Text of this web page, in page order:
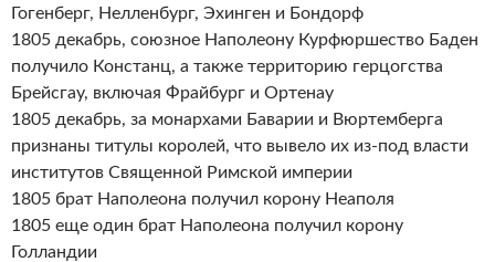
Гогенберг, Нелленбург, Эхинген и Бондорф
1805 декабрь, союзное Наполеону Курфюршество Баден
получило Констанц, а также территорию герцогства
Брейсгау, включая Фрайбург и Ортенау
1805 декабрь, за монархами Баварии и Вюртемберга
признаны титулы королей, что вывело их из-под власти
институтов Священной Римской империи
1805 брат Наполеона получил корону Неаполя
1805 еще один брат Наполеона получил корону
Голландии